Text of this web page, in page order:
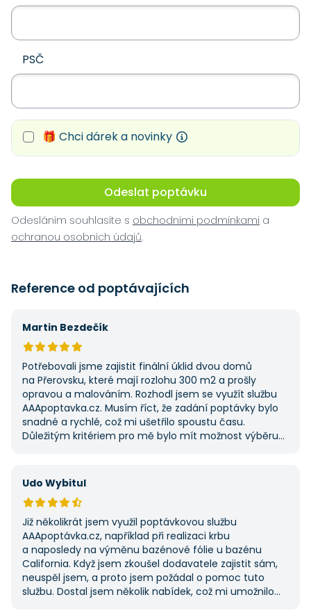
PSČ
🎁 Chci dárek a novinky
Odeslat poptávku
Odesláním souhlasíte s obchodními podmínkami a
ochranou osobních údajů.
Reference od poptávajících
Martin Bezdečík
Potřebovali jsme zajistit finální úklid dvou domů
na Přerovsku, které mají rozlohu 300 m2 a prošly
opravou a malováním. Rozhodl jsem se využít službu
AAApoptavka.cz. Musím říct, že zadání poptávky bylo
snadné a rychlé, což mi ušetřilo spoustu času.
Důležitým kritériem pro mě bylo mít možnost výběru
první, ale se službou jsem byl spokojený, protože mi
umožnila najít rychlé řešení. Vše proběhlo v pořádku
a příště jejich službu využiji znovu.
Udo Wybitul
Již několikrát jsem využil poptávkovou službu
AAApoptávka.cz, například při realizaci krbu
a naposledy na výměnu bazénové fólie u bazénu
California. Když jsem zkoušel dodavatele zajistit sám,
neuspěl jsem, a proto jsem požádal o pomoc tuto
službu. Dostal jsem několik nabídek, což mi umožnilo